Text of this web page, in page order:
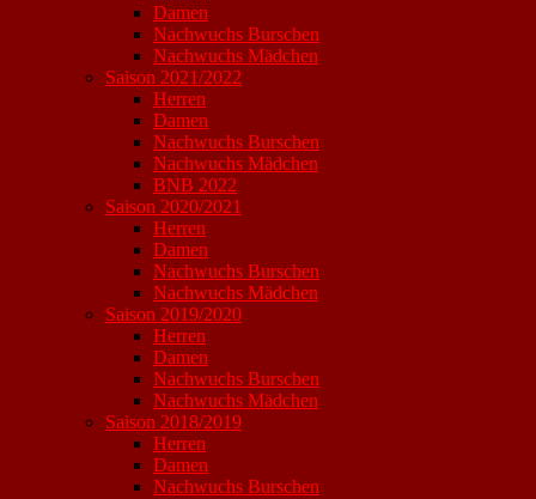
Damen
Nachwuchs Burschen
Nachwuchs Mädchen
Saison 2021/2022
Herren
Damen
Nachwuchs Burschen
Nachwuchs Mädchen
BNB 2022
Saison 2020/2021
Herren
Damen
Nachwuchs Burschen
Nachwuchs Mädchen
Saison 2019/2020
Herren
Damen
Nachwuchs Burschen
Nachwuchs Mädchen
Saison 2018/2019
Herren
Damen
Nachwuchs Burschen